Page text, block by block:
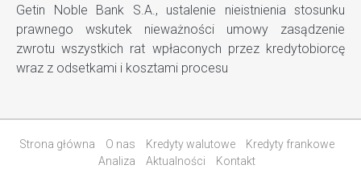
Getin Noble Bank S.A., ustalenie nieistnienia stosunku
prawnego wskutek nieważności umowy zasądzenie
zwrotu wszystkich rat wpłaconych przez kredytobiorcę
wraz z odsetkami i kosztami procesu
Strona główna O nas Kredyty walutowe
Kredyty frankowe
Analiza
Aktualności Kontakt